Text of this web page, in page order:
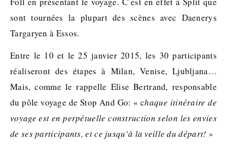
sont tournées la plupart des scènes avec Daenerys
Targaryen à Essos.
Entre le 10 et le 25 janvier 2015, les 30 participants
réaliseront des étapes à Milan, Venise, Ljubljana…
Mais, comme le rappelle Elise Bertrand, responsable
du pôle voyage de Stop And Go: « chaque itinéraire de
voyage est en perpétuelle construction selon les envies
de ses participants, et ce jusqu’à la veille du départ! »